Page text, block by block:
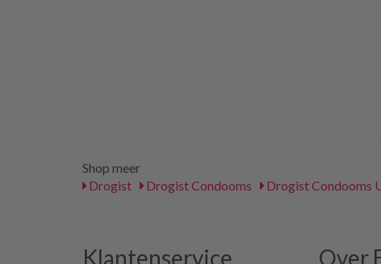
Shop meer
Drogist
Drogist Condooms Drogist Condooms
Klantenservice Over